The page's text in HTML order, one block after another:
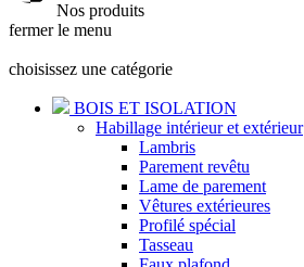
Nos produits
fermer le menu
choisissez une catégorie
BOIS ET ISOLATION
Habillage intérieur et extérieur
Lambris
Parement revêtu
Lame de parement
Vêtures extérieures
Profilé spécial
Tasseau